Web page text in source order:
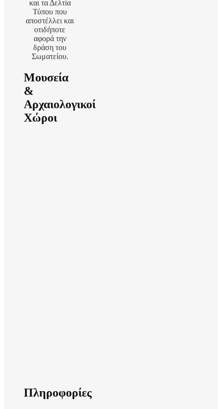
και τα Δελτία
Τύπου που
αποστέλλει και
οτιδήποτε
αφορά την
δράση του
Σωματείου.
Μουσεία
&
Αρχαιολογικοί
Χώροι
Πληροφορίες